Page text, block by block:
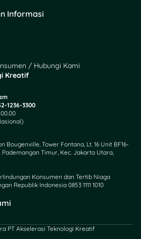
lebih
hari,
Informasi
/ Hubungi Kami
Kreatif
1236-3300
Bougenville, Tower Fontana, Lt. 16 Unit BF16-
Pademangan Timur, Kec. Jakarta Utara,
Konsumen dan Tertib Niaga
Republik Indonesia 0853 1111 1010
PT Akselerasi Teknologi Kreatif